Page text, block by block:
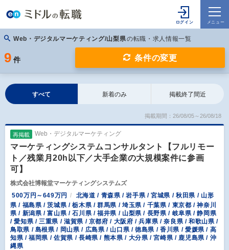
Web・デジタルマーケティング/山梨県の転職・求人情報一覧
9 件 条件の変更
すべて 新着のみ 掲載終了間近
掲載期間：26/08/05～26/08/18
再掲載 Web・デジタルマーケティング
マーケティングシステムコンサルタント【フルリモー
ト／残業月20h以下／大手企業の大規模案件に参画
可】
株式会社博報堂マーケティングシステムズ
500万円～649万円
北海道 / 青森県 / 岩手県 / 宮城県 / 秋田県 / 山形
県 / 福島県 / 茨城県 / 栃木県 / 群馬県 / 埼玉県 / 千葉県 / 東京都 / 神奈川
県 / 新潟県 / 富山県 / 石川県 / 福井県 / 山梨県 / 長野県 / 岐阜県 / 静岡県
/ 愛知県 / 三重県 / 滋賀県 / 京都府 / 大阪府 / 兵庫県 / 奈良県 / 和歌山県 /
鳥取県 / 島根県 / 岡山県 / 広島県 / 山口県 / 徳島県 / 香川県 / 愛媛県 / 高
知県 / 福岡県 / 佐賀県 / 長崎県 / 熊本県 / 大分県 / 宮崎県 / 鹿児島県 / 沖
縄県